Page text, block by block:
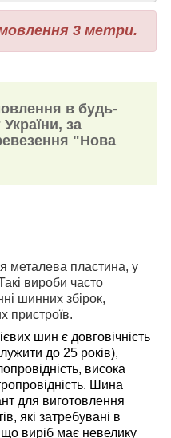
3 метри.
в будь-
за
"Нова
металева пластина, у
вироби часто
шинних збірок,
пристроїв.
шин є довговічність
до 25 років),
висока
Шина
для виготовлення
які затребувані в
що виріб має невелику